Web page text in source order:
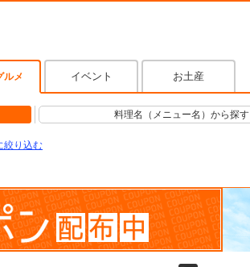
ルメ イベント お土産
料理名（メニュー名）から探す
絞り込む